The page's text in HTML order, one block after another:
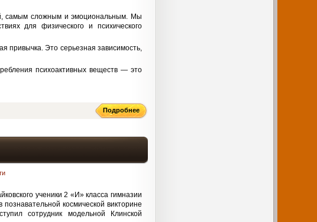
самым сложным и эмоциональным. Мы
для физического и психического
привычка. Это серьезная зависимость,
психоактивных веществ — это
Подробнее
ученики 2 «И» класса гимназии
космической викторине
сотрудник модельной Клинской